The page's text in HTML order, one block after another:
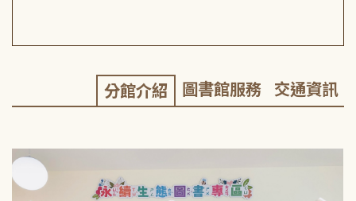
分館介紹 圖書館服務 交通資訊